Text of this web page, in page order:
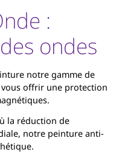
:
ondes
notre gamme de
offrir une protection
la réduction de
notre peinture anti-